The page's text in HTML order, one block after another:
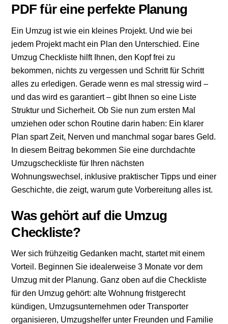
PDF für eine perfekte Planung
Ein Umzug ist wie ein kleines Projekt. Und wie bei
jedem Projekt macht ein Plan den Unterschied. Eine
Umzug Checkliste hilft Ihnen, den Kopf frei zu
bekommen, nichts zu vergessen und Schritt für Schritt
alles zu erledigen. Gerade wenn es mal stressig wird –
und das wird es garantiert – gibt Ihnen so eine Liste
Struktur und Sicherheit. Ob Sie nun zum ersten Mal
umziehen oder schon Routine darin haben: Ein klarer
Plan spart Zeit, Nerven und manchmal sogar bares Geld.
In diesem Beitrag bekommen Sie eine durchdachte
Umzugscheckliste für Ihren nächsten
Wohnungswechsel, inklusive praktischer Tipps und einer
Geschichte, die zeigt, warum gute Vorbereitung alles ist.
Was gehört auf die Umzug
Checkliste?
Wer sich frühzeitig Gedanken macht, startet mit einem
Vorteil. Beginnen Sie idealerweise 3 Monate vor dem
Umzug mit der Planung. Ganz oben auf die Checkliste
für den Umzug gehört: alte Wohnung fristgerecht
kündigen, Umzugsunternehmen oder Transporter
organisieren, Umzugshelfer unter Freunden und Familie